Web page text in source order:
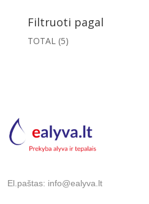
Filtruoti pagal
TOTAL (5)
El.paštas: info@ealyva.lt